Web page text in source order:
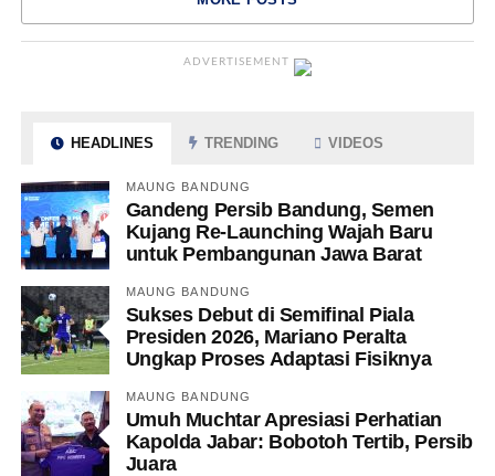
ADVERTISEMENT
HEADLINES TRENDING VIDEOS
MAUNG BANDUNG
Gandeng Persib Bandung, Semen
Kujang Re-Launching Wajah Baru
untuk Pembangunan Jawa Barat
MAUNG BANDUNG
Sukses Debut di Semifinal Piala
Presiden 2026, Mariano Peralta
Ungkap Proses Adaptasi Fisiknya
MAUNG BANDUNG
Umuh Muchtar Apresiasi Perhatian
Kapolda Jabar: Bobotoh Tertib, Persib
Juara